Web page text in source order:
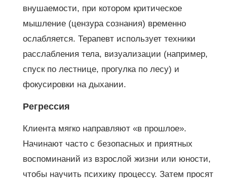
внушаемости, при котором критическое
мышление (цензура сознания) временно
ослабляется. Терапевт использует техники
расслабления тела, визуализации (например,
спуск по лестнице, прогулка по лесу) и
фокусировки на дыхании.
Регрессия
Клиента мягко направляют «в прошлое».
Начинают часто с безопасных и приятных
воспоминаний из взрослой жизни или юности,
чтобы научить психику процессу. Затем просят